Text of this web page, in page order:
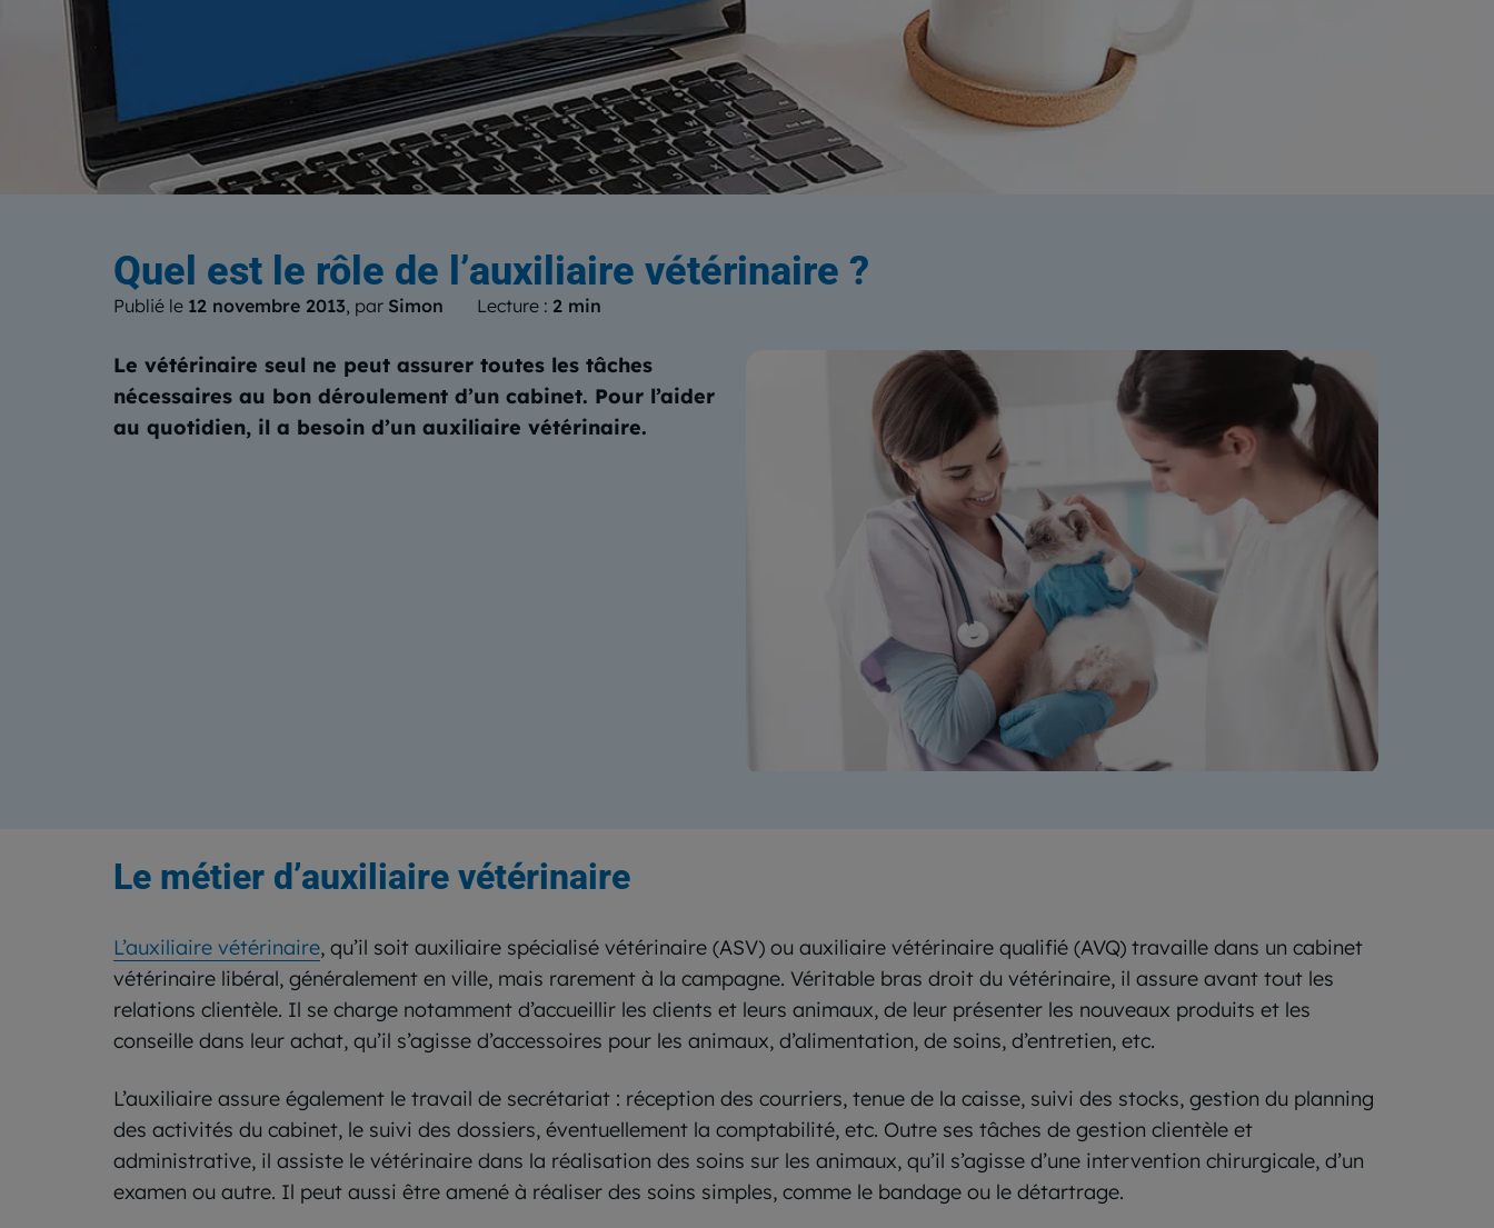
Le blogdu Centre Européen de Formation
Quel est le rôle de l’auxiliaire vétérinaire ?
Publié le 12 novembre 2013, par Simon Lecture : 2 min
Le vétérinaire seul ne peut assurer toutes les tâches
nécessaires au bon déroulement d’un cabinet. Pour l’aider
au quotidien, il a besoin d’un auxiliaire vétérinaire.
Le métier d’auxiliaire vétérinaire
L’auxiliaire vétérinaire, qu’il soit auxiliaire spécialisé vétérinaire (ASV) ou auxiliaire vétérinaire qualifié (AVQ) travaille dans un cabinet
vétérinaire libéral, généralement en ville, mais rarement à la campagne. Véritable bras droit du vétérinaire, il assure avant tout les
relations clientèle. Il se charge notamment d’accueillir les clients et leurs animaux, de leur présenter les nouveaux produits et les
conseille dans leur achat, qu’il s’agisse d’accessoires pour les animaux, d’alimentation, de soins, d’entretien, etc.
L’auxiliaire assure également le travail de secrétariat : réception des courriers, tenue de la caisse, suivi des stocks, gestion du planning
des activités du cabinet, le suivi des dossiers, éventuellement la comptabilité, etc. Outre ses tâches de gestion clientèle et
administrative, il assiste le vétérinaire dans la réalisation des soins sur les animaux, qu’il s’agisse d’une intervention chirurgicale, d’un
examen ou autre. Il peut aussi être amené à réaliser des soins simples, comme le bandage ou le détartrage.